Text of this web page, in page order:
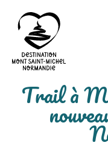
Mont
Trail à